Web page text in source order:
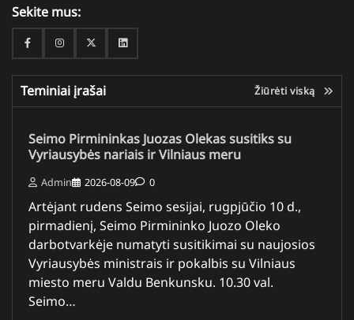
Sekite mus:
FacebookInstagramTwitterLinkedin
Teminiai įrašai Žiūrėti viską
Seimo Pirmininkas Juozas Olekas susitiks su
Vyriausybės nariais ir Vilniaus meru
Admin 2026-08-09 0
Artėjant rudens Seimo sesijai, rugpjūčio 10 d.,
pirmadienį, Seimo Pirmininko Juozo Oleko
darbotvarkėje numatyti susitikimai su naujosios
Vyriausybės ministrais ir pokalbis su Vilniaus
miesto meru Valdu Benkunsku. 10.30 val.
Seimo…